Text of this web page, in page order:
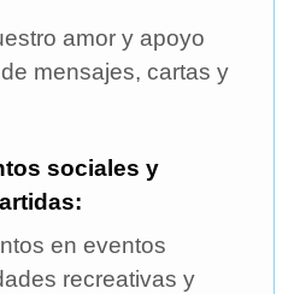
amor y apoyo
mensajes, cartas y
sociales y
en eventos
recreativas y